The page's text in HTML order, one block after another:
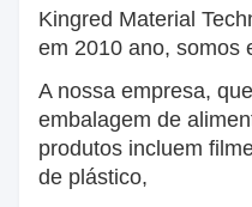
Kingred Material
em 2010 ano, somos
A nossa empresa,
embalagem de
produtos incluem
de plástico,